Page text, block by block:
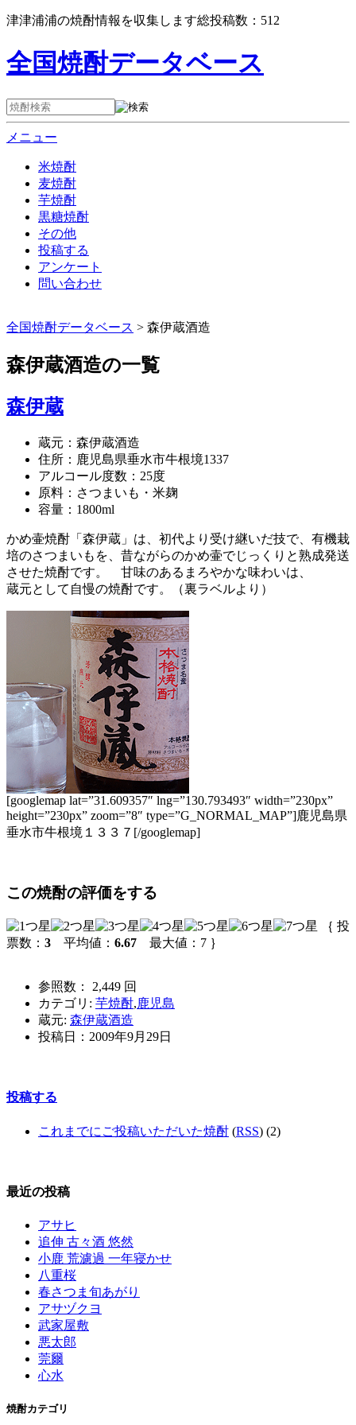
津津浦浦の焼酎情報を収集します総投稿数： 512
全国焼酎データベース
メニュー
米焼酎
麦焼酎
芋焼酎
黒糖焼酎
その他
投稿する
アンケート
問い合わせ
全国焼酎データベース > 森伊蔵酒造
森伊蔵酒造の一覧
森伊蔵
蔵元：森伊蔵酒造
住所：鹿児島県垂水市牛根境1337
アルコール度数：25度
原料：さつまいも・米麹
容量：1800ml
かめ壷焼酎「森伊蔵」は、初代より受け継いだ技で、有機栽
培のさつまいもを、昔ながらのかめ壷でじっくりと熟成発送
させた焼酎です。 甘味のあるまろやかな味わいは、
蔵元として自慢の焼酎です。（裏ラベルより）
[googlemap lat=”31.609357″ lng=”130.793493″ width=”230px”
height=”230px” zoom=”8″ type=”G_NORMAL_MAP”]鹿児島県
垂水市牛根境１３３７[/googlemap]
この焼酎の評価をする
｛ 投
票数： 3 平均値： 6.67 最大値：7 ｝
参照数： 2,449 回
カテゴリ: 芋焼酎,鹿児島
蔵元: 森伊蔵酒造
投稿日： 2009年9月29日
投稿する
これまでにご投稿いただいた焼酎 (RSS) (2)
最近の投稿
アサヒ
追伸 古々酒 悠然
小鹿 荒濾過 一年寝かせ
八重桜
春さつま旬あがり
アサヅクヨ
武家屋敷
悪太郎
莞爾
心水
焼酎カテゴリ